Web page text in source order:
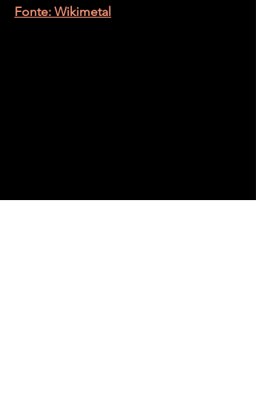
Fonte: Wikimetal